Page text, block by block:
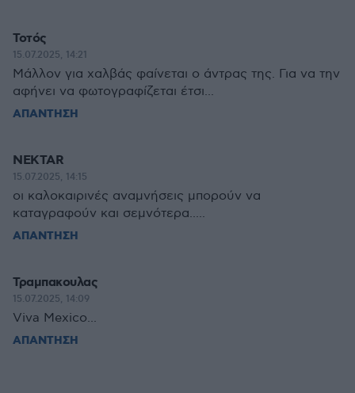
Τοτός
15.07.2025, 14:21
Μάλλον για χαλβάς φαίνεται ο άντρας της. Για να την
αφήνει να φωτογραφίζεται έτσι...
ΑΠΑΝΤΗΣΗ
NEKTAR
15.07.2025, 14:15
οι καλοκαιρινές αναμνήσεις μπορούν να
καταγραφούν και σεμνότερα.....
ΑΠΑΝΤΗΣΗ
Τραμπακουλας
15.07.2025, 14:09
Viva Mexico...
ΑΠΑΝΤΗΣΗ